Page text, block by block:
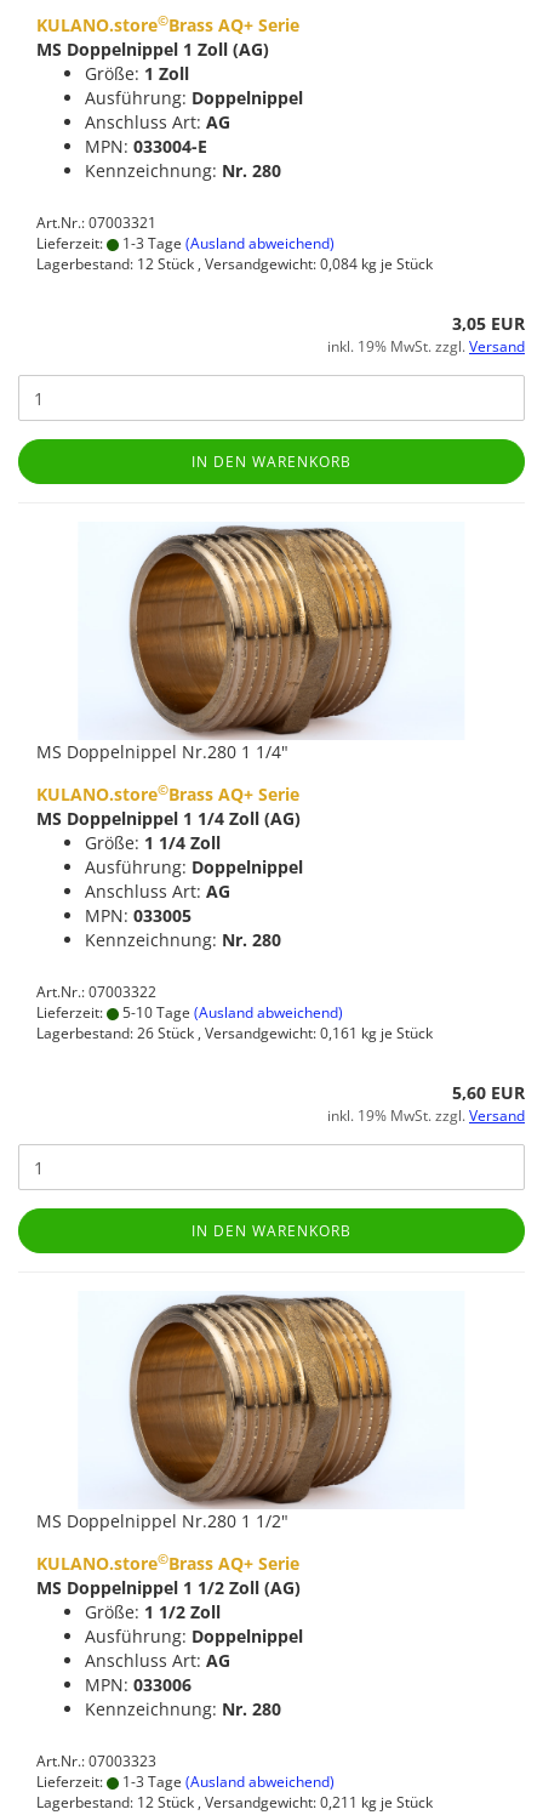
KULANO.store©Brass AQ+ Serie
MS Doppelnippel 1 Zoll (AG)
Größe: 1 Zoll
Ausführung: Doppelnippel
Anschluss Art: AG
MPN: 033004-E
Kennzeichnung: Nr. 280
Art.Nr.: 07003321
Lieferzeit:
1-3 Tage (Ausland abweichend)
Lagerbestand: 12 Stück , Versandgewicht:0,084 kg je Stück
3,05 EUR
inkl. 19% MwSt. zzgl.Versand
IN DEN WARENKORB
MS Doppelnippel Nr.280 1 1/4"
KULANO.store©Brass AQ+ Serie
MS Doppelnippel 1 1/4 Zoll (AG)
Größe: 1 1/4 Zoll
Ausführung: Doppelnippel
Anschluss Art: AG
MPN: 033005
Kennzeichnung: Nr. 280
Art.Nr.: 07003322
Lieferzeit:
5-10 Tage (Ausland abweichend)
Lagerbestand: 26 Stück , Versandgewicht:0,161 kg je Stück
5,60 EUR
inkl. 19% MwSt. zzgl.Versand
IN DEN WARENKORB
MS Doppelnippel Nr.280 1 1/2"
KULANO.store©Brass AQ+ Serie
MS Doppelnippel 1 1/2 Zoll (AG)
Größe: 1 1/2 Zoll
Ausführung: Doppelnippel
Anschluss Art: AG
MPN: 033006
Kennzeichnung: Nr. 280
Art.Nr.: 07003323
Lieferzeit:
1-3 Tage (Ausland abweichend)
Lagerbestand: 12 Stück , Versandgewicht:0,211 kg je Stück